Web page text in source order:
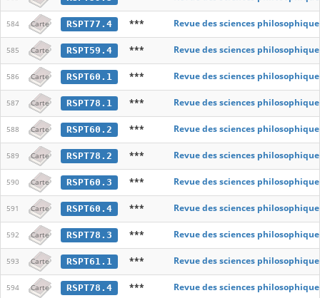
584 Carte RSPT77.4 *** Revue des sciences
585 Carte RSPT59.4 *** Revue des sciences
586 Carte RSPT60.1 *** Revue des sciences
587 Carte RSPT78.1 *** Revue des sciences
588 Carte RSPT60.2 *** Revue des sciences
589 Carte RSPT78.2 *** Revue des sciences
590 Carte RSPT60.3 *** Revue des sciences
591 Carte RSPT60.4 *** Revue des sciences
592 Carte RSPT78.3 *** Revue des sciences
593 Carte RSPT61.1 *** Revue des sciences
594 Carte RSPT78.4 *** Revue des sciences